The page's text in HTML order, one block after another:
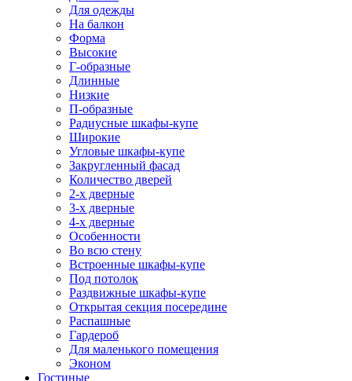
Для одежды
На балкон
Форма
Высокие
Г-образные
Длинные
Низкие
П-образные
Радиусные шкафы-купе
Широкие
Угловые шкафы-купе
Закругленный фасад
Количество дверей
2-х дверные
3-х дверные
4-х дверные
Особенности
Во всю стену
Встроенные шкафы-купе
Под потолок
Раздвижные шкафы-купе
Открытая секция посередине
Распашные
Гардероб
Для маленького помещения
Эконом
Гостиные